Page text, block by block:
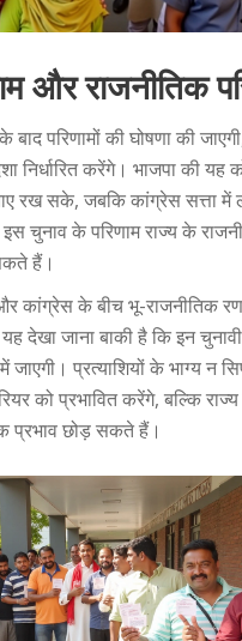
और राजनीतिक
परिणामों की घोषणा की
निर्धारित करेंगे। भाजपा की यह
रख सके, जबकि कांग्रेस सत्ता में
चुनाव के परिणाम राज्य के
हैं।
कांग्रेस के बीच भू-राजनीतिक
देखा जाना बाकी है कि इन
प्रत्याशियों के भाग्य न
को प्रभावित करेंगे, बल्कि
प्रभाव छोड़ सकते हैं।